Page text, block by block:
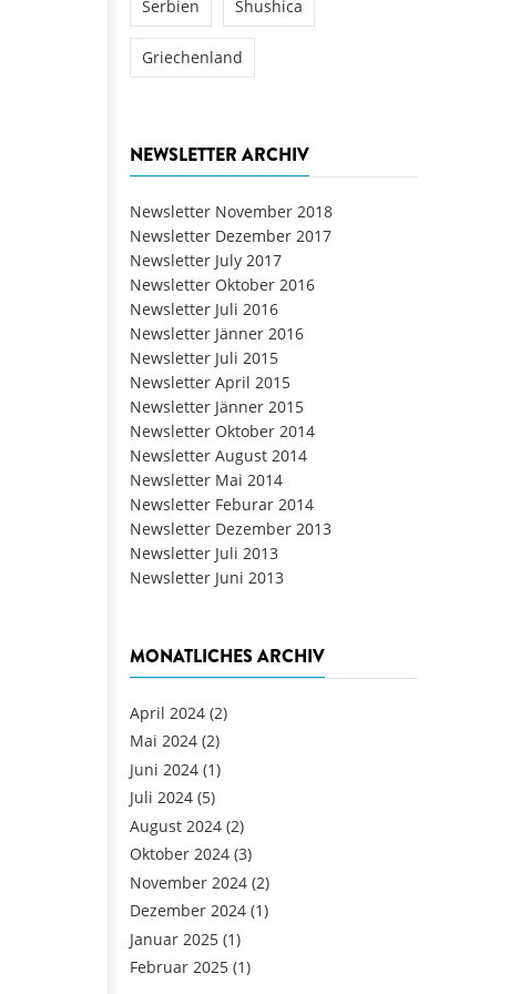
Serbien Shushica
Griechenland
NEWSLETTER ARCHIV
Newsletter November 2018
Newsletter Dezember 2017
Newsletter July 2017
Newsletter Oktober 2016
Newsletter Juli 2016
Newsletter Jänner 2016
Newsletter Juli 2015
Newsletter April 2015
Newsletter Jänner 2015
Newsletter Oktober 2014
Newsletter August 2014
Newsletter Mai 2014
Newsletter Feburar 2014
Newsletter Dezember 2013
Newsletter Juli 2013
Newsletter Juni 2013
MONATLICHES ARCHIV
April 2024 (2)
Mai 2024 (2)
Juni 2024 (1)
Juli 2024 (5)
August 2024 (2)
Oktober 2024 (3)
November 2024 (2)
Dezember 2024 (1)
Januar 2025 (1)
Februar 2025 (1)